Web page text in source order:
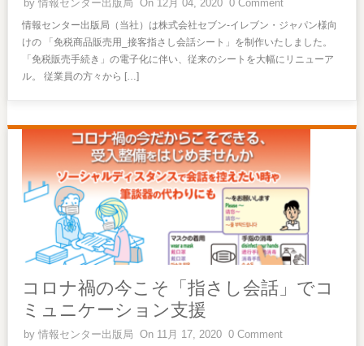
by情報センター出版局 On 12月 04, 2020 0 Comment
情報センター出版局（当社）は株式会社セブン‐イレブン・ジャパン様向
けの 「免税商品販売用_接客指さし会話シート」を制作いたしました。
「免税販売手続き」の電子化に伴い、従来のシートを大幅にリニューア
ル。 従業員の方々から […]
コロナ禍の今こそ「指さし会話」でコ
ミュニケーション支援
by情報センター出版局 On 11月 17, 2020 0 Comment